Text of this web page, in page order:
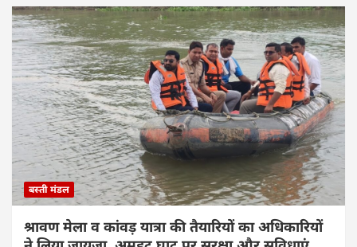
बस्ती मंडल
श्रावण मेला व कांवड़ यात्रा की तैयारियों का अधिकारियों